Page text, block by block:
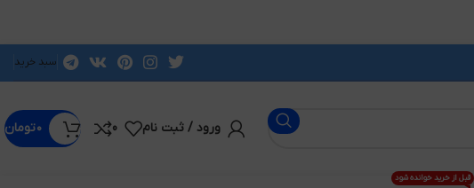
سبد خرید
ورود / ثبت نام 0 ۰تومان
قبل از خرید خوانده شود